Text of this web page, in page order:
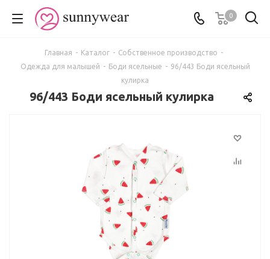
0
Главная - Каталог - Собственное производство -
Одежда для малышей - Боди ясельные - 96/443 Боди ясельный
кулирка
96/443 Боди ясельный кулирка